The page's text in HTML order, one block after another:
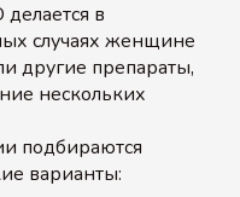
делается в
случаях женщине
другие препараты,
нескольких
подбираются
варианты: